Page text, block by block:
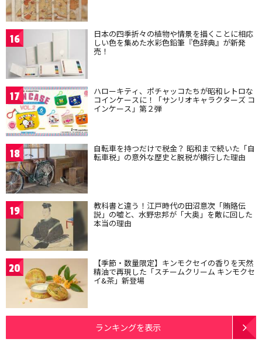
16 日本の四季折々の植物や情景を描くことに相応
しい色を集めた水彩色鉛筆『色辞典』が新発
売！
17 ハローキティ、ポチャッコたちが昭和レトロな
コインケースに！「サンリオキャラクターズ コ
インケース」第２弾
18 自転車を持つだけで税金？ 昭和まで続いた「自
転車税」の意外な歴史と脱税が横行した理由
19 教科書と違う！江戸時代の田沼意次「賄賂伝
説」の嘘と、水野忠邦が「大奥」を敵に回した
本当の理由
20 【季節・数量限定】キンモクセイの香りを天然
精油で再現した「スチームクリーム キンモクセ
イ&茶」新登場
ランキングを表示